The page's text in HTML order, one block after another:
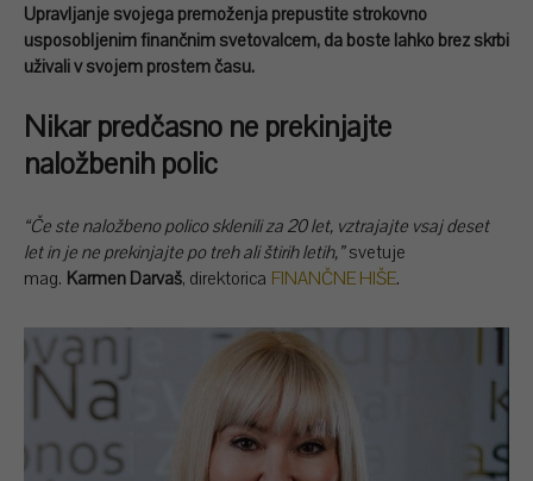
Upravljanje svojega premoženja prepustite strokovno
usposobljenim finančnim svetovalcem, da boste lahko brez skrbi
uživali v svojem prostem času.
Nikar predčasno ne prekinjajte
naložbenih polic
“Če ste naložbeno polico sklenili za 20 let, vztrajajte vsaj deset
let in je ne prekinjajte po treh ali štirih letih,”svetuje
mag. Karmen Darvaš, direktorica FINANČNE HIŠE.